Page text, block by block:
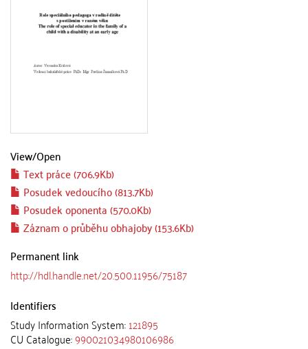
View/Open
Text práce (706.9Kb)
Posudek vedoucího (813.7Kb)
Posudek oponenta (570.0Kb)
Záznam o průběhu obhajoby (153.6Kb)
Permanent link
http://hdl.handle.net/20.500.11956/75187
Identifiers
Study Information System:121895
CU Catalogue:990021034980106986